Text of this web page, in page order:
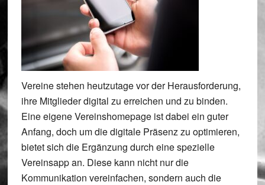
Vereine stehen heutzutage vor der Herausforderung,
ihre Mitglieder digital zu erreichen und zu binden.
Eine eigene Vereinshomepage ist dabei ein guter
Anfang, doch um die digitale Präsenz zu optimieren,
bietet sich die Ergänzung durch eine spezielle
Vereinsapp an. Diese kann nicht nur die
Kommunikation vereinfachen, sondern auch die